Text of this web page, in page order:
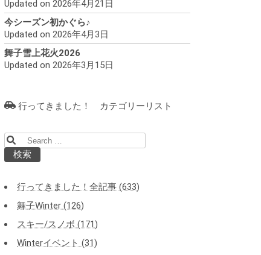
Updated on 2026年4月21日
今シーズン初かぐら♪
Updated on 2026年4月3日
舞子雪上花火2026
Updated on 2026年3月15日
行ってきました！ カテゴリーリスト
索:
行ってきました！全記事 (633)
舞子Winter (126)
スキー/スノボ (171)
Winterイベント (31)